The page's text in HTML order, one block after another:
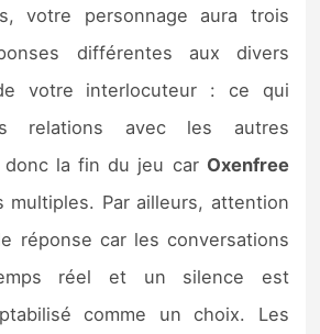
votre personnage aura trois
différentes aux divers
votre interlocuteur : ce qui
relations avec les autres
donc la fin du jeu car Oxenfree
Par ailleurs, attention
réponse car les conversations
réel et un silence est
comme un choix. Les